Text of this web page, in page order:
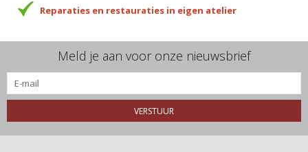
Reparaties en restauraties in eigen atelier
Meld je aan voor onze nieuwsbrief
VERSTUUR